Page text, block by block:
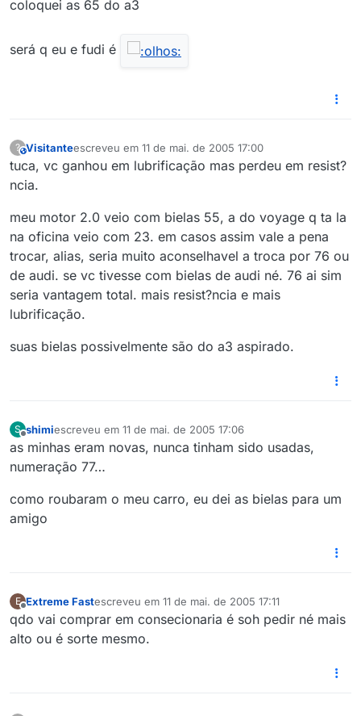
coloquei as 65 do a3
será q eu e fudi é
?This user is from outside of this forum
Visitanteescreveu em 11 de mai. de 2005 17:00
última edição por
tuca, vc ganhou em lubrificação mas perdeu em resist?
ncia.
meu motor 2.0 veio com bielas 55, a do voyage q ta la
na oficina veio com 23. em casos assim vale a pena
trocar, alias, seria muito aconselhavel a troca por 76 ou
de audi. se vc tivesse com bielas de audi né. 76 ai sim
seria vantagem total. mais resist?ncia e mais
lubrificação.
suas bielas possivelmente são do a3 aspirado.
S
Offline
shimiescreveu em 11 de mai. de 2005 17:06
última edição por5 de nov. de 2005 13:07
as minhas eram novas, nunca tinham sido usadas,
numeração 77…
como roubaram o meu carro, eu dei as bielas para um
amigo
E
Offline
Extreme Fastescreveu em 11 de mai. de 2005 17:11
última edição por
qdo vai comprar em consecionaria é soh pedir né mais
alto ou é sorte mesmo.